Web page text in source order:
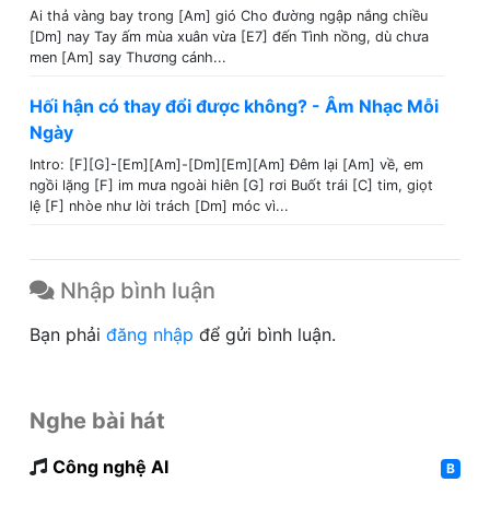
Ai thả vàng bay trong [Am] gió Cho đường ngập nắng chiều
[Dm] nay Tay ấm mùa xuân vừa [E7] đến Tình nồng, dù chưa
men [Am] say Thương cánh...
Hối hận có thay đổi được không? - Âm Nhạc Mỗi
Ngày
Intro: [F][G]-[Em][Am]-[Dm][Em][Am] Đêm lại [Am] về, em
ngồi lặng [F] im mưa ngoài hiên [G] rơi Buốt trái [C] tim, giọt
lệ [F] nhòe như lời trách [Dm] móc vì...
Nhập bình luận
Bạn phải đăng nhập để gửi bình luận.
Nghe bài hát
Công nghệ AI B